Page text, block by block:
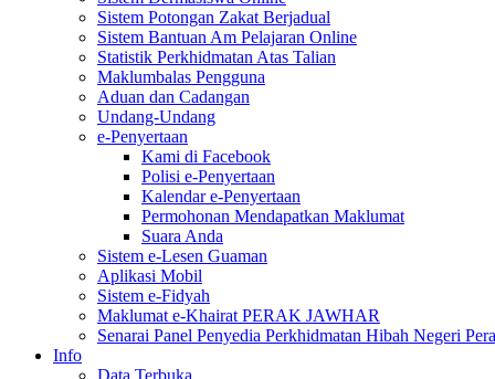
Sistem Potongan Zakat Berjadual
Sistem Bantuan Am Pelajaran Online
Statistik Perkhidmatan Atas Talian
Maklumbalas Pengguna
Aduan dan Cadangan
Undang-Undang
e-Penyertaan
Kami di Facebook
Polisi e-Penyertaan
Kalendar e-Penyertaan
Permohonan Mendapatkan Maklumat
Suara Anda
Sistem e-Lesen Guaman
Aplikasi Mobil
Sistem e-Fidyah
Maklumat e-Khairat PERAK JAWHAR
Senarai Panel Penyedia Perkhidmatan Hibah Negeri
Info
Data Terbuka